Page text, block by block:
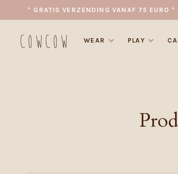
* GRATIS VERZENDING VANAF 75 EURO
WEAR PLAY